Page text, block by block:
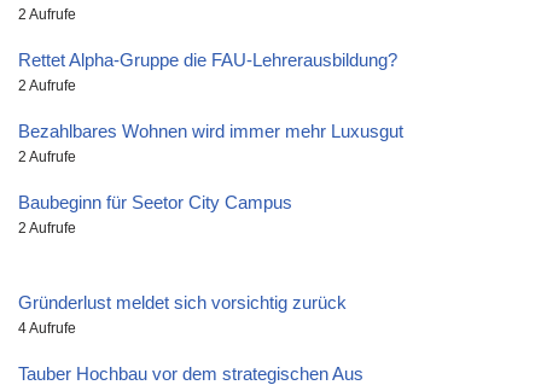
2 Aufrufe
Rettet Alpha-Gruppe die FAU-Lehrerausbildung?
2 Aufrufe
Bezahlbares Wohnen wird immer mehr Luxusgut
2 Aufrufe
Baubeginn für Seetor City Campus
2 Aufrufe
Gründerlust meldet sich vorsichtig zurück
4 Aufrufe
Tauber Hochbau vor dem strategischen Aus